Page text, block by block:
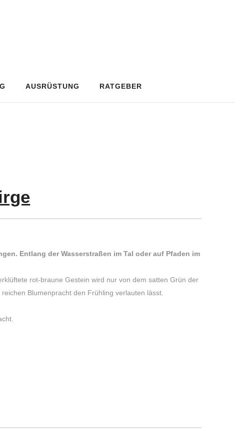
AUSRÜSTUNG RATGEBER
Entlang der Wasserstraßen im Tal oder auf Pfaden im
rot-braune Gestein wird nur von dem satten Grün der
Blumenpracht den Frühling verlauten lässt.